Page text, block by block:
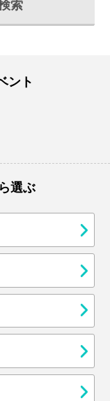
索
ント
選ぶ